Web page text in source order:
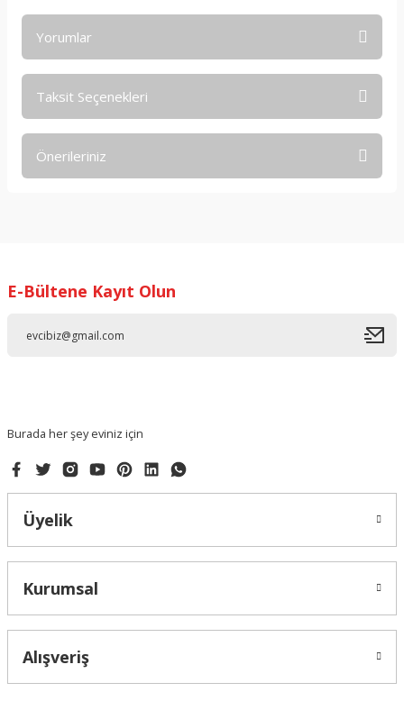
Yorumlar
Taksit Seçenekleri
Önerileriniz
Ürün resmi kalitesiz, bozuk veya görüntülenemiyor.
E-Bültene Kayıt Olun
Burada her şey eviniz için
Üyelik
Kurumsal
Alışveriş